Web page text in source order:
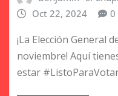
Oct 22, 2024
0
¡La Elección General
noviembre! Aquí
estar